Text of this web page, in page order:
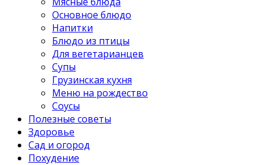
Основное блюдо
Напитки
Блюдо из птицы
Для вегетарианцев
Супы
Грузинская кухня
Меню на рождество
Соусы
Полезные советы
Здоровье
Сад и огород
Похудение